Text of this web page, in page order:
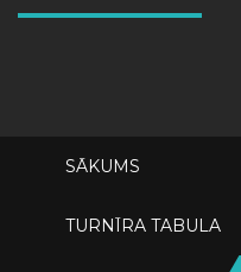
SĀKUMS
TURNĪRA TABULA